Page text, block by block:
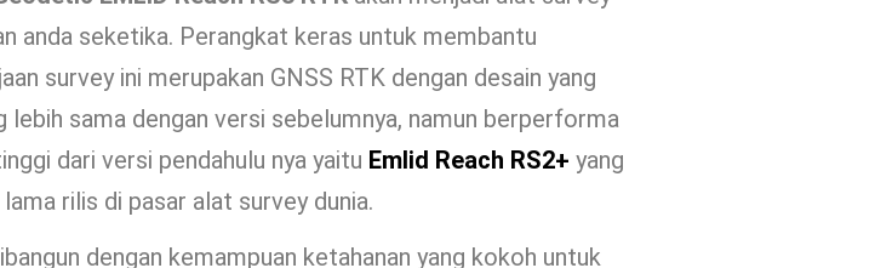
anda seketika. Perangkat keras untuk membantu
survey ini merupakan GNSS RTK dengan desain yang
lebih sama dengan versi sebelumnya, namun berperforma
dari versi pendahulu nya yaitu Emlid Reach RS2+ yang
lama rilis di pasar alat survey dunia.
dengan kemampuan ketahanan yang kokoh untuk